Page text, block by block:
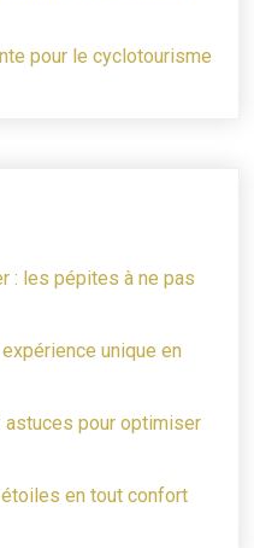
pour le cyclotourisme
: les pépites à ne pas
unique en
astuces pour optimiser
en tout confort